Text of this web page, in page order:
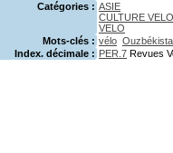
Catégories : ASIE
CULTURE VELO
VELO
Mots-clés : vélo
Index. décimale : PER.7 Revues